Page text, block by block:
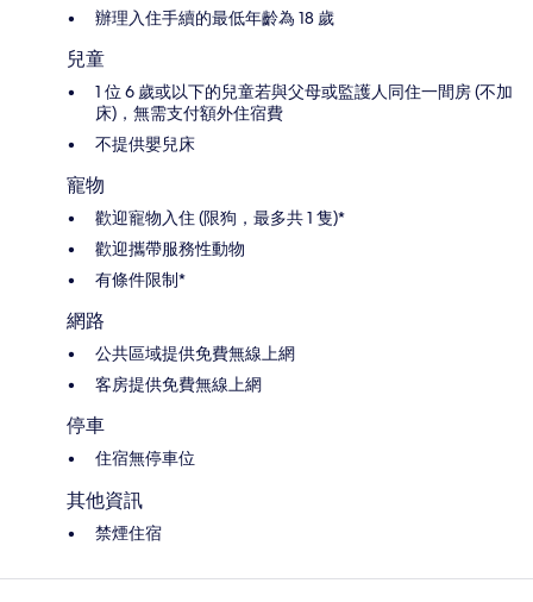
辦理入住手續的最低年齡為 18 歲
兒童
1 位 6 歲或以下的兒童若與父母或監護人同住一間房 (不加
床)，無需支付額外住宿費
不提供嬰兒床
寵物
歡迎寵物入住 (限狗，最多共 1 隻)*
歡迎攜帶服務性動物
有條件限制*
網路
公共區域提供免費無線上網
客房提供免費無線上網
停車
住宿無停車位
其他資訊
禁煙住宿